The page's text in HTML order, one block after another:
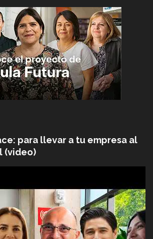
para llevar a tu empresa al
(video)